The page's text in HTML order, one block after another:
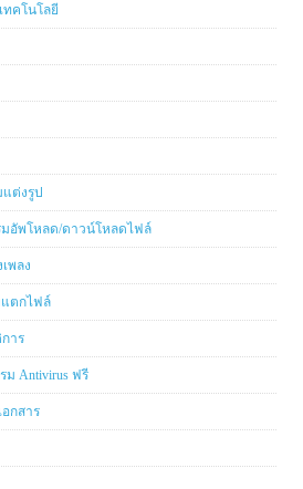
ทคโนโลยี
ต่งรูป
อัพโหลด/ดาวน์โหลดไฟล์
พลง
แตกไฟล์
าร
ม Antivirus ฟรี
กสาร